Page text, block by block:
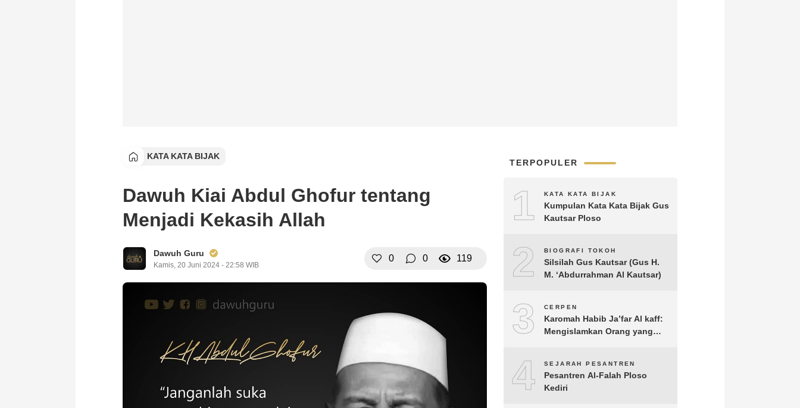
KATA KATA BIJAK
Dawuh Kiai Abdul Ghofur tentang
Menjadi Kekasih Allah
Dawuh Guru
Kamis, 20 Juni 2024 - 22:58 WIB
0 0 119
TERPOPULER
1 KATA KATA BIJAK
Kumpulan Kata Kata Bijak Gus
Kautsar Ploso
2 BIOGRAFI TOKOH
Silsilah Gus Kautsar (Gus H.
M. ‘Abdurrahman Al Kautsar)
3 CERPEN
Karomah Habib Ja’far Al kaff:
Mengislamkan Orang yang
4 SEJARAH PESANTREN
Pesantren Al-Falah Ploso
Kediri